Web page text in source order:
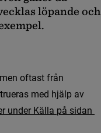
ecklas löpande och
xempel.
men oftast från
trueras med hjälp av
r under Källa på sidan